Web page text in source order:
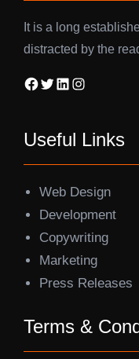
It is a long
distracted by the
Facebook Twitter LinkedIn Instagram
Useful Links
Web Design
Development
Copywriting
Marketing
Press Releases
Terms &